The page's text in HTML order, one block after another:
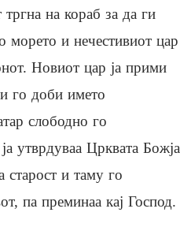
на кораб за да ги
морето и нечестивиот цар
Новиот цар ја прими
го доби името
слободно го
утврдуваа Црквата Божја
и таму го
па преминаа кај Господ.